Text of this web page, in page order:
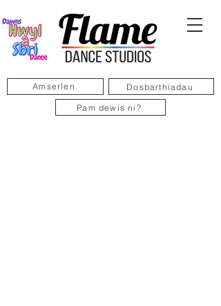
Amserlen
Dosbarthiadau
Pam dewis ni?